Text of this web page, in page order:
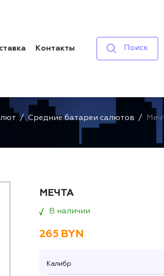
Контакты Поиск
МЕЧТА
Средние батареи салютов
МЕЧТА
В наличии
265 BYN
Калибр